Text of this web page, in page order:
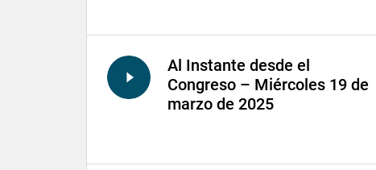
Al Instante desde el
Congreso – Miércoles 19 de
marzo de 2025